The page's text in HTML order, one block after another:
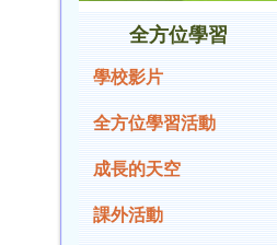
全方位學習
學校影片
全方位學習活動
成長的天空
課外活動